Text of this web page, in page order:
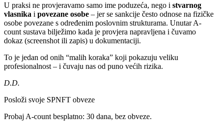
U praksi ne provjeravamo samo ime poduzeća, nego i stvarnog
vlasnika i povezane osobe – jer se sankcije često odnose na fizičke
osobe povezane s određenim poslovnim strukturama. Unutar A-
count sustava bilježimo kada je provjera napravljena i čuvamo
dokaz (screenshot ili zapis) u dokumentaciji.
To je jedan od onih “malih koraka” koji pokazuju veliku
profesionalnost – i čuvaju nas od puno većih rizika.
D.D.
Posloži svoje SPNFT obveze
Probaj A-count besplatno: 30 dana, bez obveze.